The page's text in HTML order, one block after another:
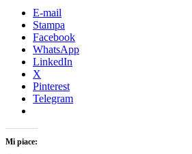
E-mail
Stampa
Facebook
WhatsApp
LinkedIn
X
Pinterest
Telegram
Mi piace: